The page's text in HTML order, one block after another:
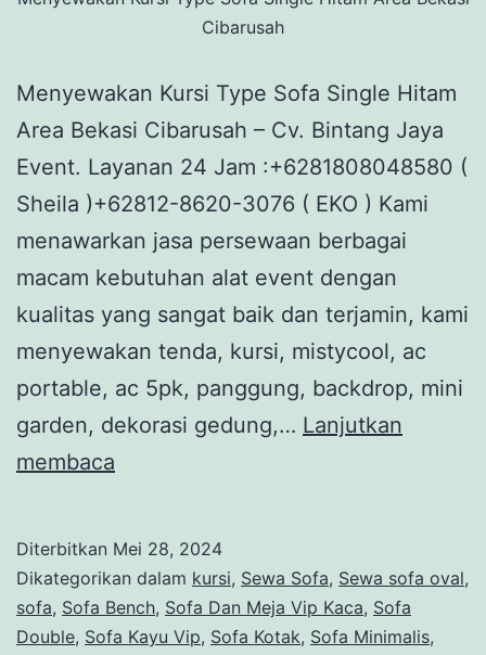
Cibarusah
Menyewakan Kursi Type Sofa Single Hitam
Area Bekasi Cibarusah – Cv. Bintang Jaya
Event. Layanan 24 Jam :+6281808048580 (
Sheila )+62812-8620-3076 ( EKO ) Kami
menawarkan jasa persewaan berbagai
macam kebutuhan alat event dengan
kualitas yang sangat baik dan terjamin, kami
menyewakan tenda, kursi, mistycool, ac
portable, ac 5pk, panggung, backdrop, mini
garden, dekorasi gedung,… Lanjutkan
membaca
Sofa
Single
Hitam
Diterbitkan Mei 28, 2024
Dikategorikan dalam kursi, Sewa Sofa, Sewa sofa oval,
sofa, Sofa Bench, Sofa Dan Meja Vip Kaca, Sofa
Double, Sofa Kayu Vip, Sofa Kotak, Sofa Minimalis,